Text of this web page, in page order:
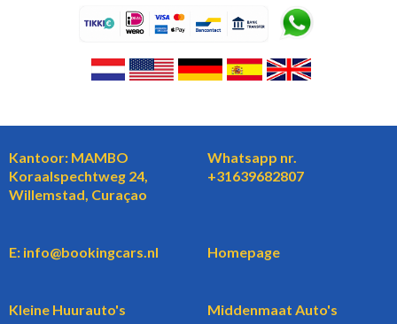
Kantoor: MAMBO
Koraalspechtweg 24,
Willemstad, Curaçao
Whatsapp nr.
+31639682807
E: info@bookingcars.nl Homepage
Kleine Huurauto's Middenmaat Auto's